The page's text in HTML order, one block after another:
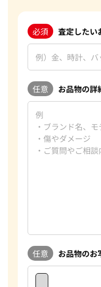
改めて、この度はご利用い
た。お客様のまたのご利用
おたからやのブランド買取
ブランド品買取専門査定員
好きな言葉理路整然
好きなブランドカルティエ
過去の買取品例
おたからやでは、毎日数千
ます。私たちは海外にも販
が可能になっています。ま
したら是非一度おたからや
必須 査定したい
任意 お品物の詳
任意 お品物のお